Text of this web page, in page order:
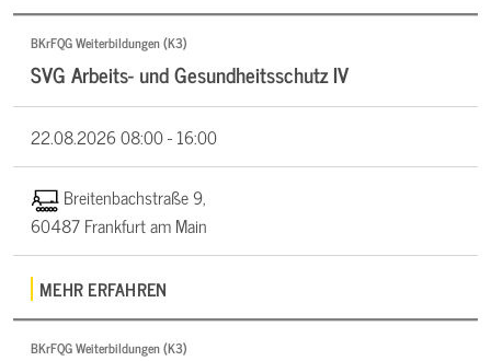
BKrFQG Weiterbildungen (K3)
SVG Arbeits- und Gesundheitsschutz IV
22.08.202608:00 - 16:00
Breitenbachstraße 9,
60487 Frankfurt am Main
MEHR ERFAHREN
BKrFQG Weiterbildungen (K3)